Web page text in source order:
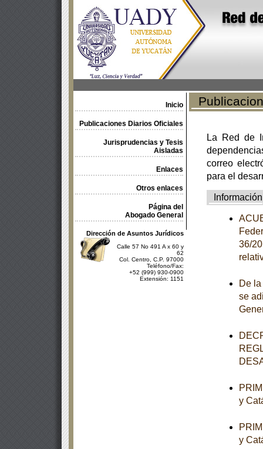
Inicio
Publicaciones Diarios Oficiales
Jurisprudencias y Tesis
Aisladas
Enlaces
Otros enlaces
Página del
Abogado General
Dirección de Asuntos Jurídicos
Calle 57 No 491 A x 60 y
62
Col. Centro, C.P. 97000
Teléfono/Fax:
+52 (999) 930-0900
Extensión: 1151
La Red de
correo
para el
Información
36/
De
se
y
y